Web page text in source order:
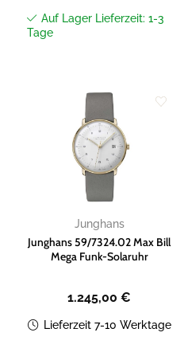
Auf Lager Lieferzeit: 1-3
Tage
Wunschliste
hinzufügen
Junghans
Junghans 59/7324.02 Max Bill
Mega Funk-Solaruhr
1.245,00 €
Lieferzeit 7-10 Werktage